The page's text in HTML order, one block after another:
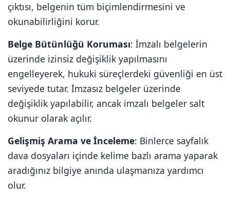
çıktısı, belgenin tüm biçimlendirmesini ve
okunabilirliğini korur.
Belge Bütünlüğü Koruması: İmzalı belgelerin
üzerinde izinsiz değişiklik yapılmasını
engelleyerek, hukuki süreçlerdeki güvenliği en üst
seviyede tutar. İmzasız belgeler üzerinde
değişiklik yapılabilir, ancak imzalı belgeler salt
okunur olarak açılır.
Gelişmiş Arama ve İnceleme: Binlerce sayfalık
dava dosyaları içinde kelime bazlı arama yaparak
aradığınız bilgiye anında ulaşmanıza yardımcı
olur.